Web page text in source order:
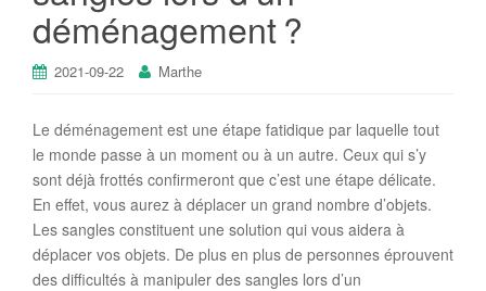
déménagement ?
2021-09-22 Marthe
Le déménagement est une étape fatidique par laquelle tout
le monde passe à un moment ou à un autre. Ceux qui s’y
sont déjà frottés confirmeront que c’est une étape délicate.
En effet, vous aurez à déplacer un grand nombre d’objets.
Les sangles constituent une solution qui vous aidera à
déplacer vos objets. De plus en plus de personnes éprouvent
des difficultés à manipuler des sangles lors d’un